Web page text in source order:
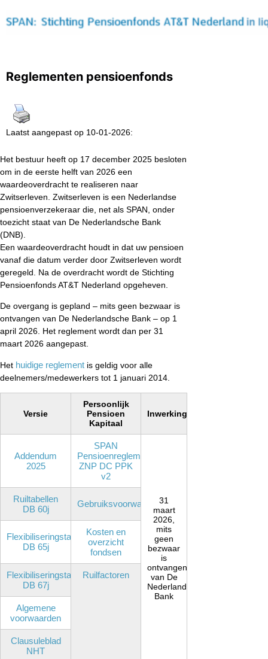
Reglementen pensioenfonds
Laatst aangepast op 10-01-2026:
Het bestuur heeft op 17 december 2025 besloten
om in de eerste helft van 2026 een
waardeoverdracht te realiseren naar
Zwitserleven. Zwitserleven is een Nederlandse
pensioenverzekeraar die, net als SPAN, onder
toezicht staat van De Nederlandsche Bank
(DNB).
Een waardeoverdracht houdt in dat uw pensioen
vanaf die datum verder door Zwitserleven wordt
geregeld. Na de overdracht wordt de Stichting
Pensioenfonds AT&T Nederland opgeheven.
De overgang is gepland – mits geen bezwaar is
ontvangen van De Nederlandsche Bank – op 1
april 2026. Het reglement wordt dan per 31
maart 2026 aangepast.
Het huidige reglement is geldig voor alle
deelnemers/medewerkers tot 1 januari 2014.
Versie
Persoonlijk
Pensioen
Kapitaal
Inwerkingtreding
Addendum
2025
SPAN
Pensioenreglement-
ZNP DC PPK
v2
31
maart
2026,
mits
geen
bezwaar
is
ontvangen
van De
Nederlandsche
Bank
Ruiltabellen
DB 60j
Gebruiksvoorwaarden
Flexibiliseringstabel
DB 65j
Kosten en
overzicht
fondsen
Flexibiliseringstabel
DB 67j
Ruilfactoren
Algemene
voorwaarden
Clausuleblad
NHT